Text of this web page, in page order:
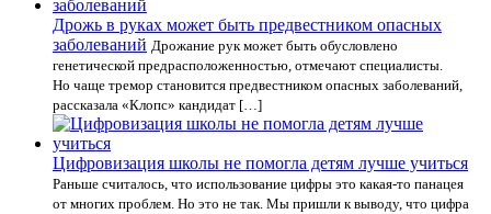
Дрожь в руках может быть предвестником опасных
заболеваний Дрожание рук может быть обусловлено
генетической предрасположенностью, отмечают специалисты.
Но чаще тремор становится предвестником опасных заболеваний,
рассказала «Клопс» кандидат […]
Цифровизация школы не помогла детям лучше учиться
Раньше считалось, что использование цифры это какая-то панацея
от многих проблем. Но это не так. Мы пришли к выводу, что цифра